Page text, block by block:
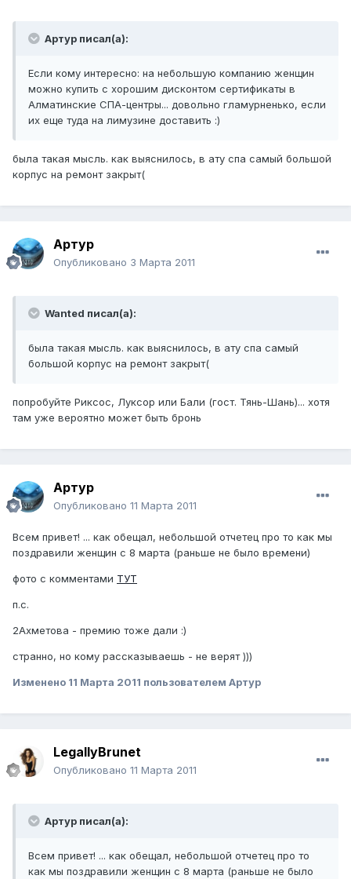
Артур писал(а):
Если кому интересно: на небольшую компанию женщин
можно купить с хорошим дисконтом сертификаты в
Алматинские СПА-центры... довольно гламурненько, если
их еще туда на лимузине доставить :)
была такая мысль. как выяснилось, в ату спа самый большой
корпус на ремонт закрыт(
Артур
Опубликовано 3 Марта 2011
Wanted писал(а):
была такая мысль. как выяснилось, в ату спа самый
большой корпус на ремонт закрыт(
попробуйте Риксос, Луксор или Бали (гост. Тянь-Шань)... хотя
там уже вероятно может быть бронь
Артур
Опубликовано 11 Марта 2011
Всем привет! ... как обещал, небольшой отчетец про то как мы
поздравили женщин с 8 марта (раньше не было времени)
фото с комментами ТУТ
п.с.
2Ахметова - премию тоже дали :)
странно, но кому рассказываешь - не верят )))
Изменено 11 Марта 2011 пользователем Артур
LegallyBrunet
Опубликовано 11 Марта 2011
Артур писал(а):
Всем привет! ... как обещал, небольшой отчетец про то
как мы поздравили женщин с 8 марта (раньше не было